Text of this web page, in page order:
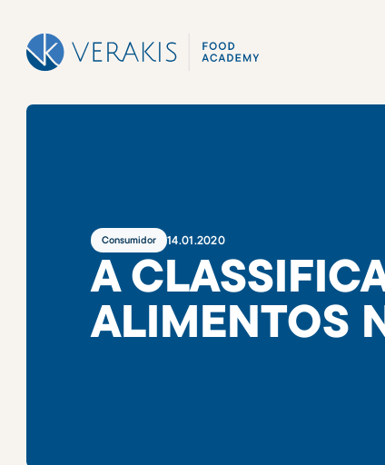
Consumidor 14.01.2020
A
ALIMENTOS